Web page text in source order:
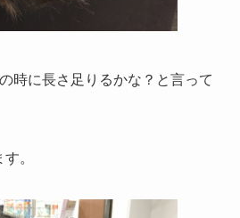
時に長さ足りるかな？と言って
。